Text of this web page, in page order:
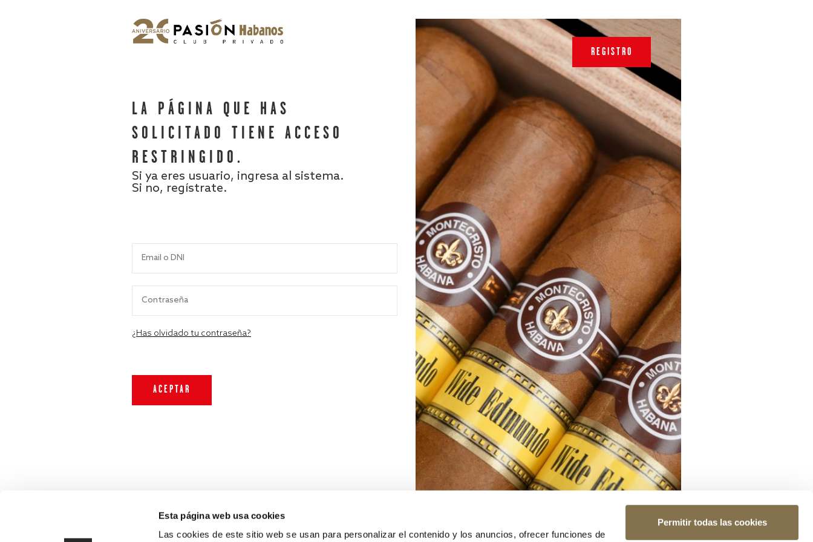
Esta página web usa cookies
Las cookies de este sitio web se usan para personalizar el contenido y los anuncios, ofrecer funciones de
Permitir todas las cookies
LA PÁGINA QUE HAS
SOLICITADO TIENE ACCESO
RESTRINGIDO.
Si ya eres usuario, ingresa al sistema.
Si no, regístrate.
¿Has olvidado tu contraseña?
REGISTRO